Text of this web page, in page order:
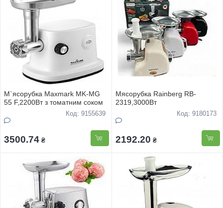
М`ясорубка Maxmark MK-MG
55 F,2200Вт з томатним соком
Код: 9155639
3500.74 ₴
Мясорубка Rainberg RB-
2319,3000Вт
Код: 9180173
2192.20 ₴